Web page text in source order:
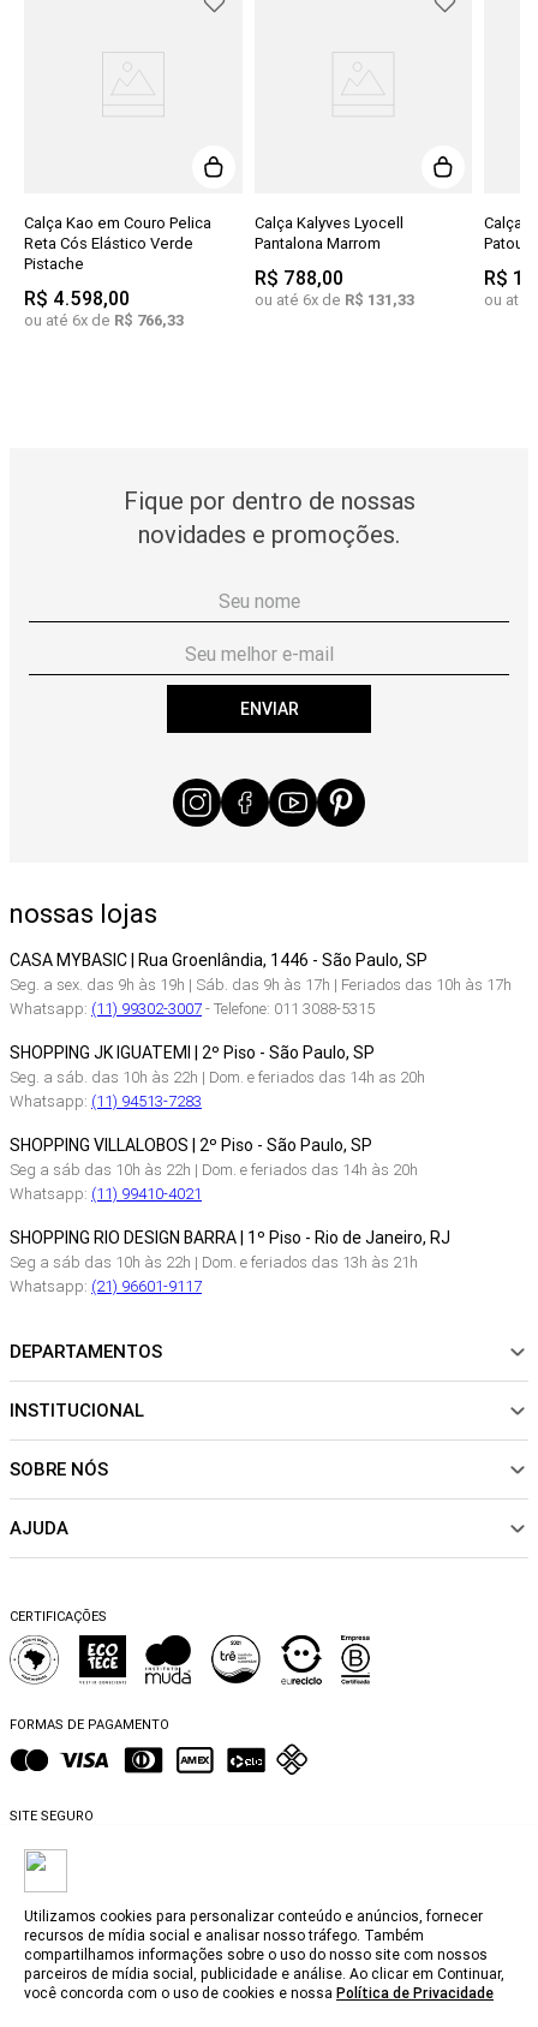
Utilizamos cookies para personalizar conteúdo e anúncios, fornecer
recursos de mídia social e analisar nosso tráfego. Também
compartilhamos informações sobre o uso do nosso site com nossos
parceiros de mídia social, publicidade e análise. Ao clicar em Continuar,
você concorda com o uso de cookies e nossa Política de Privacidade
Calça Kao em Couro Pelica
Reta Cós Elástico Verde
Pistache
R$ 4.598,00
ou até 6x de R$ 766,33
Calça Kalyves Lyocell
Pantalona Marrom
R$ 788,00
ou até 6x de R$ 131,33
Calça
Patou
R$ 1
ou até
Fique por dentro de nossas
novidades e promoções.
ENVIAR
nossas lojas
CASA MYBASIC | Rua Groenlândia, 1446 - São Paulo, SP
Seg. a sex. das 9h às 19h | Sáb. das 9h às 17h | Feriados das 10h às 17h
Whatsapp: (11) 99302-3007- Telefone: 011 3088-5315
SHOPPING JK IGUATEMI | 2º Piso - São Paulo, SP
Seg. a sáb. das 10h às 22h | Dom. e feriados das 14h as 20h
Whatsapp: (11) 94513-7283
SHOPPING VILLALOBOS | 2º Piso - São Paulo, SP
Seg a sáb das 10h às 22h | Dom. e feriados das 14h às 20h
Whatsapp: (11) 99410-4021
SHOPPING RIO DESIGN BARRA | 1º Piso - Rio de Janeiro, RJ
Seg a sáb das 10h às 22h | Dom. e feriados das 13h às 21h
Whatsapp: (21) 96601-9117
DEPARTAMENTOS
NOVIDADES
CALÇADOS
SALE
INSTITUCIONAL
Sobre Nós
Sustentabilidade
Trocas e Devoluções
Perguntas Frequentes
Blog
SOBRE NÓS
Política de pagamento
AJUDA
Dicas de cuidados
Falar no WhatsApp
CERTIFICAÇÕES
FORMAS DE PAGAMENTO
SITE SEGURO
@2025, MyBasic.com.br.
CNPJ. 15.242.804/0001-74 Rua Groenlândia, 1446 - Jardim América, São Paulo -